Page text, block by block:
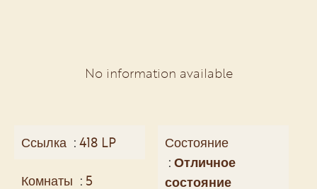
No information available
Ссылка 418 LP
Комнаты
5
Состояние
Отличное
состояние